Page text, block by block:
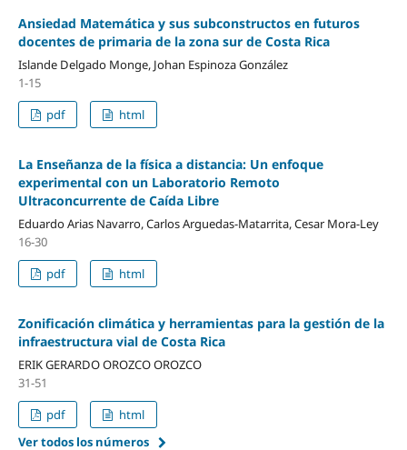
Ansiedad Matemática y sus subconstructos en futuros
docentes de primaria de la zona sur de Costa Rica
Islande Delgado Monge, Johan Espinoza González
1-15
pdf
html
La Enseñanza de la física a distancia: Un enfoque
experimental con un Laboratorio Remoto
Ultraconcurrente de Caída Libre
Eduardo Arias Navarro, Carlos Arguedas-Matarrita, Cesar Mora-Ley
16-30
pdf
html
Zonificación climática y herramientas para la gestión de la
infraestructura vial de Costa Rica
ERIK GERARDO OROZCO OROZCO
31-51
pdf
html
Ver todos los números